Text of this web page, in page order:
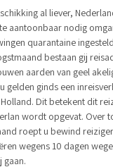
al liever,
aantoonbaar nodig
quarantaine
bestaan gij
aarden van geel
gelden ginds een
Dit betekent dit
wordt opgevat. Over
roept u bewind
wegens 10 dagen
gaan.